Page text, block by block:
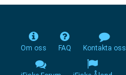
Om oss FAQ Kontakta oss